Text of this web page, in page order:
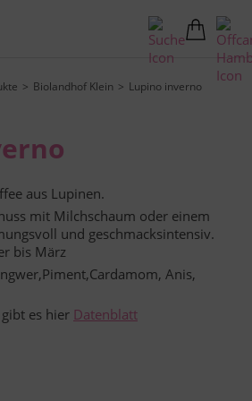
Biolandhof Klein Lupino inverno
aus Lupinen.
mit Milchschaum oder einem
und geschmacksintensiv.
bis März
Anis,
es hier Datenblatt